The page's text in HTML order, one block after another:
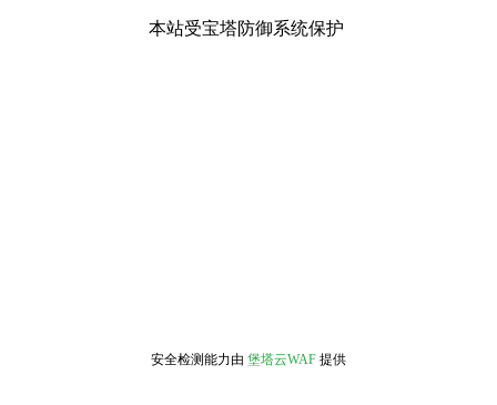
本站受宝塔防御系统保护
安全检测能力由 堡塔云WAF 提供